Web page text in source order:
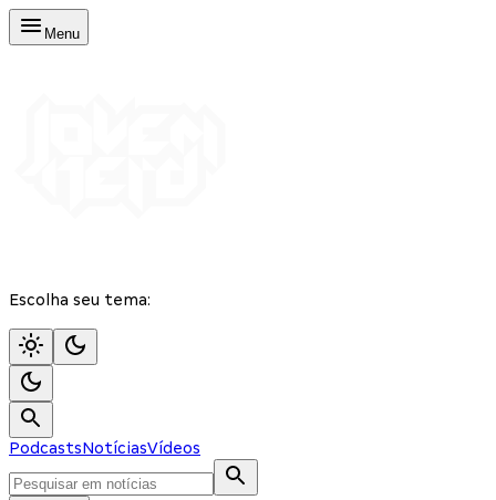
Menu
Escolha seu tema:
PodcastsNotíciasVídeos